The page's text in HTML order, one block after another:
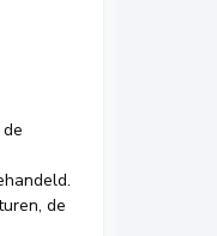
de